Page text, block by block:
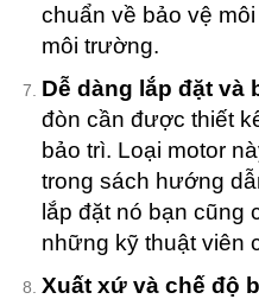
chuẩn về bảo vệ
môi trường.
Dễ dàng lắp đặt và
đòn cần được thiết
bảo trì. Loại motor
trong sách hướng
lắp đặt nó bạn cũng
những kỹ thuật viên
Xuất xứ và chế độ